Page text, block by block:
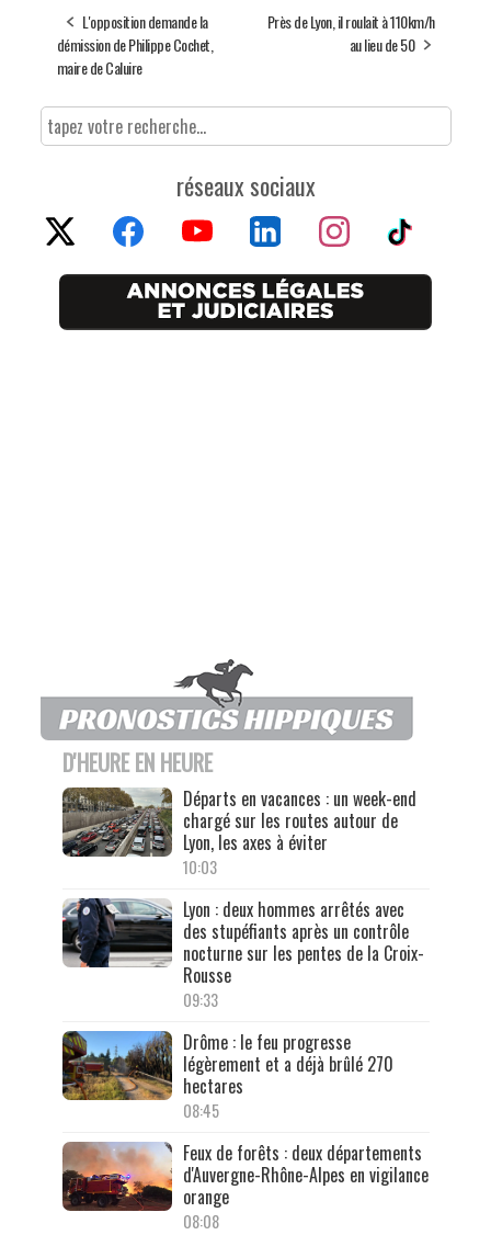
L'opposition demande la
démission de Philippe Cochet,
maire de Caluire
Près de Lyon, il roulait à 110km/h
au lieu de 50
réseaux sociaux
D'HEURE EN HEURE
Départs en vacances : un week-end
chargé sur les routes autour de
Lyon, les axes à éviter
10:03
Lyon : deux hommes arrêtés avec
des stupéfiants après un contrôle
nocturne sur les pentes de la Croix-
Rousse
09:33
Drôme : le feu progresse
légèrement et a déjà brûlé 270
hectares
08:45
Feux de forêts : deux départements
d'Auvergne-Rhône-Alpes en vigilance
orange
08:08